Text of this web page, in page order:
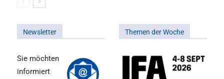
Newsletter
Sie möchten
informiert
Themen der Woche